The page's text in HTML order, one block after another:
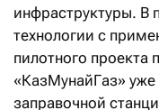
инфраструктуры. В
технологии с
пилотного проекта
«КазМунайГаз» уже
заправочной